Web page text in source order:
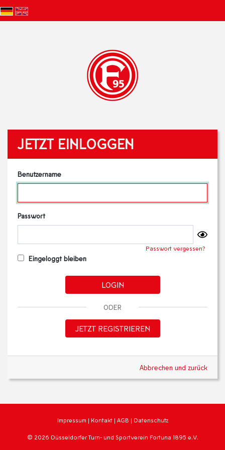
JETZT EINLOGGEN
Benutzername
Passwort
Passwort vergessen?
Eingeloggt bleiben
LOGIN
ODER
JETZT REGISTRIEREN
Abbrechen und zurück
Impressum | Kontakt | AGB | Datenschutz
© 2026 Düsseldorfer Turn- und Sportverein Fortuna 1895 e.V.